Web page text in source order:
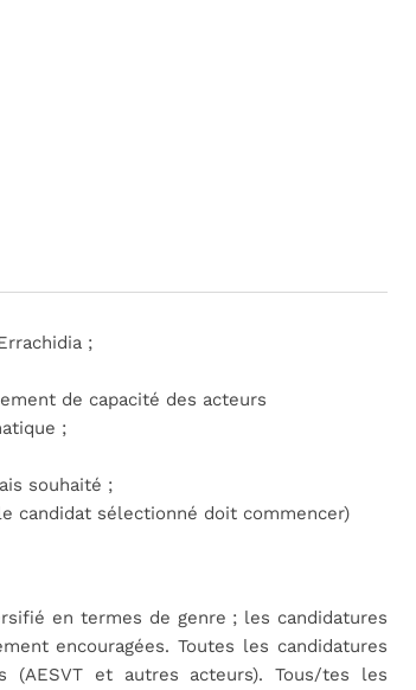
;
de capacité des acteurs
;
souhaité ;
candidat sélectionné doit commencer)
en termes de genre ; les candidatures
encouragées. Toutes les candidatures
(AESVT et autres acteurs). Tous/tes les